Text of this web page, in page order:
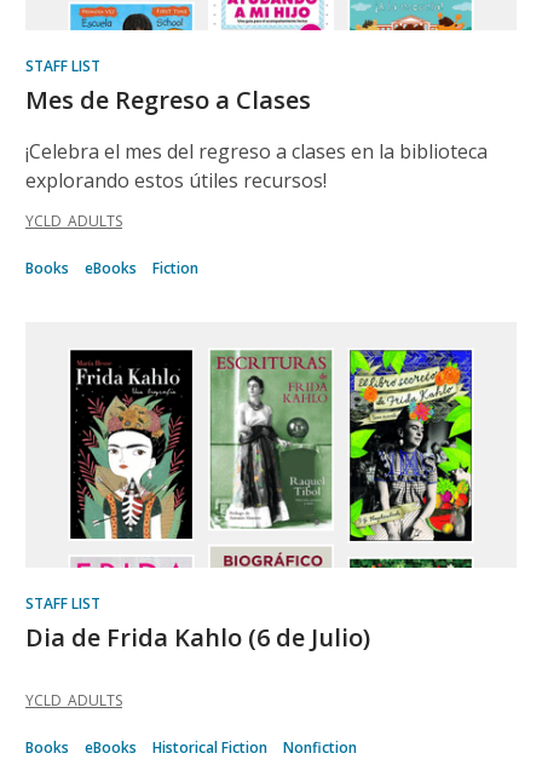
STAFF LIST
Mes de Regreso a Clases
¡Celebra el mes del regreso a clases en la biblioteca
explorando estos útiles recursos!
YCLD_ADULTS
Books eBooks Fiction
STAFF LIST
Dia de Frida Kahlo (6 de Julio)
YCLD_ADULTS
Books eBooks Historical Fiction Nonfiction